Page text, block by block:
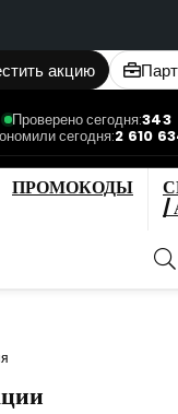
акцию
Проверено сегодня:343
сегодня:2 610
ПРОМОКОДЫ
/